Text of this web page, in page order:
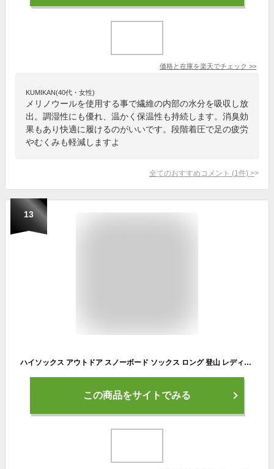
価格と在庫を楽天でチェック >>
KUMIKAN(40代・女性)
メリノウールを使用する事で繊維の内部の水分を吸収し放
出。調湿性にも優れ、温かく保温性も持続します。消臭効
果もあり快適に履けるのがいいです。段階着圧で足の疲労
やむくみも軽減しますよ
全てのおすすめコメント (1 件) >
13
ハイソックス アウトドア スノーボード ソックス ロング 登山 レディース メンズ スノーボード スキー トレッキング 登山用 ソックス 秋冬 暖かい トレッキングウェア ウォーキング ソックス 保温 軽登山【DM】トレッキング ソックス
この商品をサイトでみる